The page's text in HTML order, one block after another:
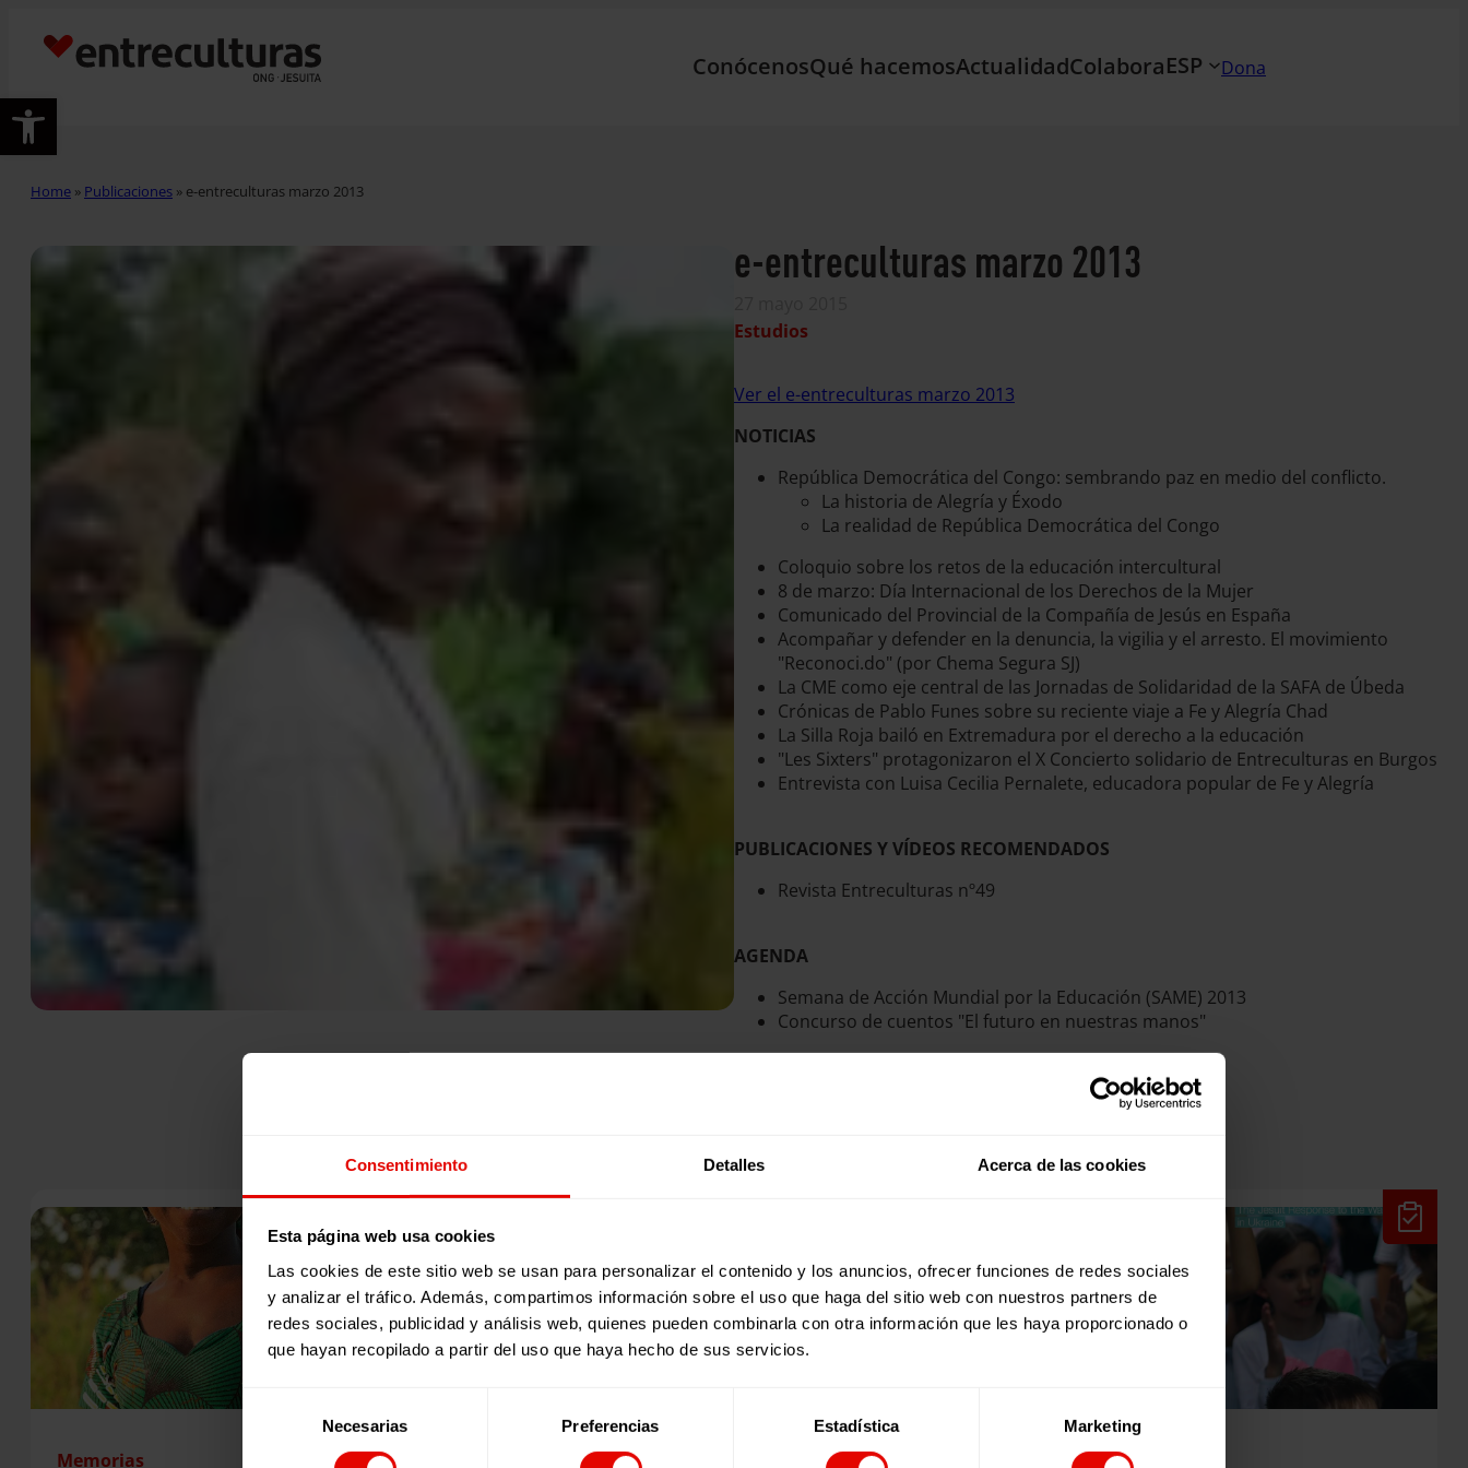
Consentimiento Detalles Acerca de las cookies
Esta página web usa cookies
Las cookies de este sitio web se usan para personalizar el contenido y los anuncios, ofrecer funciones de redes sociales
y analizar el tráfico. Además, compartimos información sobre el uso que haga del sitio web con nuestros partners de
redes sociales, publicidad y análisis web, quienes pueden combinarla con otra información que les haya proporcionado o
que hayan recopilado a partir del uso que haya hecho de sus servicios.
consentimiento
Necesarias Preferencias Estadística Marketing
Abrir barra de herramientas
ConócenosQué hacemosActualidadColaboraESP Dona
Home » Publicaciones » e-entreculturas marzo 2013
e-entreculturas marzo 2013
Estudios
Ver el e-entreculturas marzo 2013
NOTICIAS
República Democrática del Congo: sembrando paz en medio del conflicto.
La historia de Alegría y Éxodo
La realidad de República Democrática del Congo
Coloquio sobre los retos de la educación intercultural
8 de marzo: Día Internacional de los Derechos de la Mujer
Comunicado del Provincial de la Compañía de Jesús en España
Acompañar y defender en la denuncia, la vigilia y el arresto. El movimiento
"Reconoci.do" (por Chema Segura SJ)
La CME como eje central de las Jornadas de Solidaridad de la SAFA de Úbeda
Crónicas de Pablo Funes sobre su reciente viaje a Fe y Alegría Chad
La Silla Roja bailó en Extremadura por el derecho a la educación
"Les Sixters" protagonizaron el X Concierto solidario de Entreculturas en Burgos
Entrevista con Luisa Cecilia Pernalete, educadora popular de Fe y Alegría
PUBLICACIONES Y VÍDEOS RECOMENDADOS
Revista Entreculturas nº49
AGENDA
Semana de Acción Mundial por la Educación (SAME) 2013
Concurso de cuentos "El futuro en nuestras manos"
Memorias Revista trimestral Evaluaciones